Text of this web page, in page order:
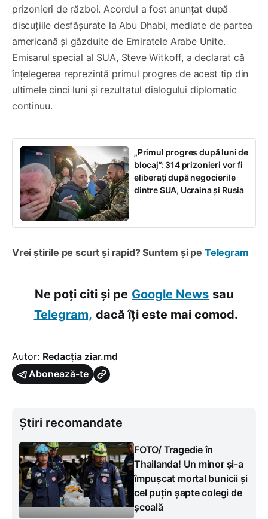
prizonieri de război. Acordul a fost anunțat după
discuțiile desfășurate la Abu Dhabi, mediate de partea
americană și găzduite de Emiratele Arabe Unite.
Emisarul special al SUA, Steve Witkoff, a declarat că
înțelegerea reprezintă primul progres de acest tip din
ultimele cinci luni și rezultatul dialogului diplomatic
continuu.
„Primul progres după luni de
blocaj”: 314 prizonieri vor fi
eliberați după negocierile
dintre SUA, Ucraina și Rusia
Vrei știrile pe scurt și rapid? Suntem și pe Telegram
Ne poți citi și pe Google News sau
Telegram, dacă îți este mai comod.
Autor: Redacția ziar.md
Abonează-te
Știri recomandate
FOTO/ Tragedie în
Thailanda! Un minor și-a
împușcat mortal bunicii și
cel puțin șapte colegi de
școală